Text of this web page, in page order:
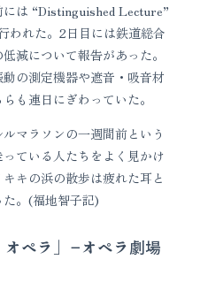
は “Distinguished Lecture”
われた。2日目には鉄道総合
減について報告があった。
の測定機器や遮音・吸音材
も連日にぎわっていた。
マラソンの一週間前という
ている人たちをよく見かけ
キの浜の散歩は疲れた耳と
。(福地智子記)
ペラ」−オペラ劇場